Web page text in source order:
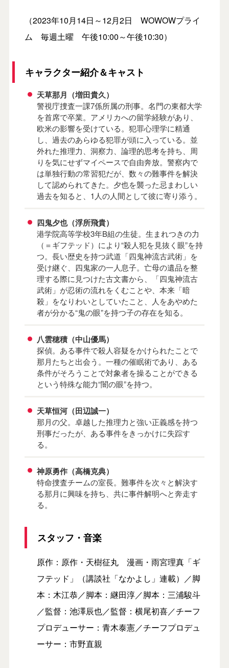
（2023年10月14日～12月2日 WOWOWプライ
ム 毎週土曜 午後10:00～午後10:30）
キャラクター紹介＆キャスト
天草那月（増田貴久）
警視庁捜査一課7係所属の刑事。名門の東都大学
を首席で卒業。アメリカへの留学経験があり、
欧米の影響を受けている。犯罪心理学に精通
し、過去のあらゆる犯罪が頭に入っている。並
外れた推理力、洞察力、論理的思考を持ち、周
りを気にせずマイペースで自由奔放。警察内で
は単独行動の常習犯だが、数々の難事件を解決
して認められてきた。夕也を襲った忌まわしい
過去を知ると、1人の人間として彼に寄り添う。
四鬼夕也（浮所飛貴）
港学院高等学校3年B組の生徒。生まれつきの力
（＝ギフテッド）により“殺人犯を見抜く眼”を持
つ。長い歴史を持つ武道「四鬼神流古武術」を
受け継ぐ、四鬼家の一人息子。亡母の遺品を整
理する際に見つけた古文書から、「四鬼神流古
武術」が忍術の流れをくむことや、本来「暗
殺」をなりわいとしていたこと、人をあやめた
者が分かる“鬼の眼”を持つ子の存在を知る。
八雲穂積（中山優馬）
探偵。ある事件で殺人容疑をかけられたことで
那月たちと出会う。一種の催眠術であり、ある
条件がそろうことで対象者を操ることができる
という特殊な能力“闇の眼”を持つ。
天草恒河（田辺誠一）
那月の父。卓越した推理力と強い正義感を持つ
刑事だったが、ある事件をきっかけに失踪す
る。
神原勇作（高橋克典）
特命捜査チームの室長。難事件を次々と解決す
る那月に興味を持ち、共に事件解明へと奔走す
る。
スタッフ・音楽
原作：原作・天樹征丸 漫画・雨宮理真「ギ
フテッド」（講談社「なかよし」連載）／脚
本：木江恭／脚本：継田淳／脚本：三浦駿斗
／監督：池澤辰也／監督：横尾初喜／チーフ
プロデューサー：青木泰憲／チーフプロデュ
ーサー：市野直親